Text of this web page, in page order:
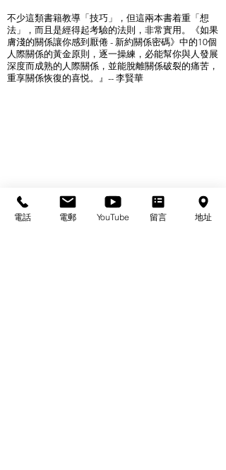
不少這類書籍教導「技巧」，但這兩本書着重「想
法」，而且是經得起考驗的法則，非常實用。《如果
膚淺的關係讓你感到厭倦 - 新約關係密碼》中的10個
人際關係的黃金原則，逐一操練，必能幫你與人發展
深度而成熟的人際關係，並能脫離關係破裂的痛苦，
重享關係恢復的喜悦。』-- 李賢華
電話 電郵 YouTube 留言 地址